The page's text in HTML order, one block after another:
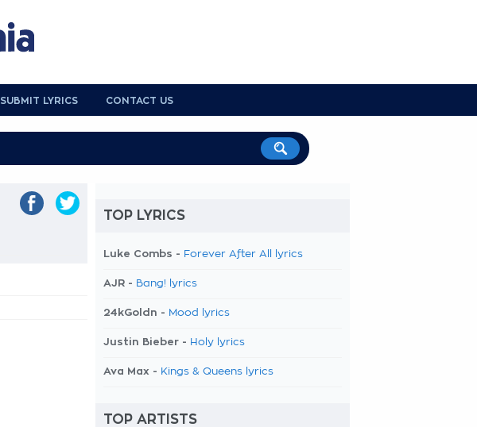
SUBMIT LYRICS CONTACT US
TOP LYRICS
Luke Combs - Forever After All lyrics
AJR - Bang! lyrics
24kGoldn - Mood lyrics
Justin Bieber - Holy lyrics
Ava Max - Kings & Queens lyrics
TOP ARTISTS